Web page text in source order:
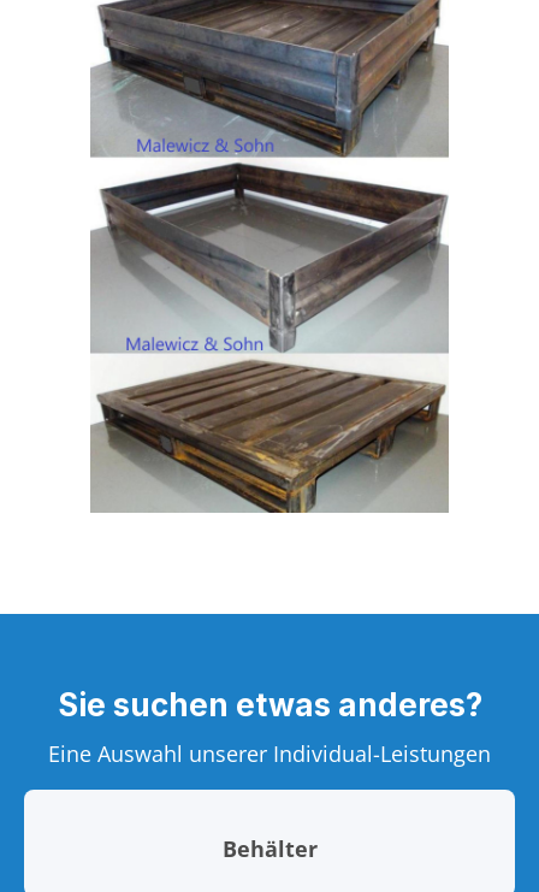
Sie suchen etwas anderes?
Eine Auswahl unserer Individual-Leistungen
Behälter